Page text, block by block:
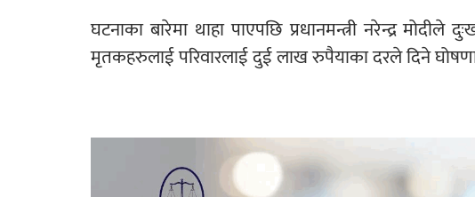
घटनाका बारेमा थाहा पाएपछि प्रधानमन्त्री नरेन्द्र
मृतकहरुलाई परिवारलाई दुई लाख रुपैयाका दरले दिने